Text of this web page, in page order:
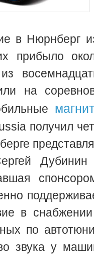
в Нюрнберг
прибыло
на
получил
в
по
звука у